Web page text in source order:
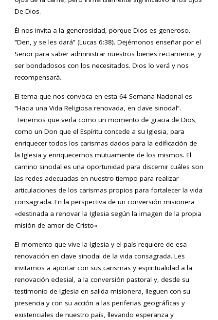
De Dios.
Él nos invita a la generosidad, porque Dios es generoso.
“Den, y se les dará” (Lucas 6:38). Dejémonos enseñar por el
Señor para saber administrar nuestros bienes rectamente, y
ser bondadosos con los necesitados. Dios lo verá y nos
recompensará.
El tema que nos convoca en esta 64 Semana Nacional es
“Hacia una Vida Religiosa renovada, en clave sinodal”.
Tenemos que verla como un momento de gracia de Dios,
como un Don que el Espíritu concede a su Iglesia, para
enriquecer todos los carismas dados para la edificación de
la Iglesia y enriquecernos mutuamente de los mismos. El
camino sinodal es una oportunidad para discernir cuáles son
las redes adecuadas en nuestro tiempo para realizar
articulaciones de los carismas propios para fortalecer la vida
consagrada. En la perspectiva de un conversión misionera
«destinada a renovar la Iglesia según la imagen de la propia
misión de amor de Cristo».
El momento que vive la Iglesia y el país requiere de esa
renovación en clave sinodal de la vida consagrada. Les
invitamos a aportar con sus carismas y espiritualidad a la
renovación eclesial, a la conversión pastoral y, desde su
testimonio de Iglesia en salida misionera, lleguen con su
presencia y con su acción a las periferias geográficas y
existenciales de nuestro país, llevando esperanza y